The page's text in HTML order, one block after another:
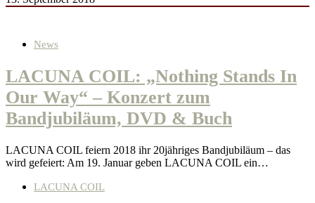
News
LACUNA COIL: „Nothing Stands In
Our Way“ – Konzert zum
Bandjubiläum, DVD & Buch
LACUNA COIL feiern 2018 ihr 20jähriges Bandjubiläum – das
wird gefeiert: Am 19. Januar geben LACUNA COIL ein…
LACUNA COIL